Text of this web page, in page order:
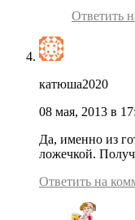
Ответить
катюша2020
08 мая, 2013 в
Да, именно из
ложечкой.
Ответить на